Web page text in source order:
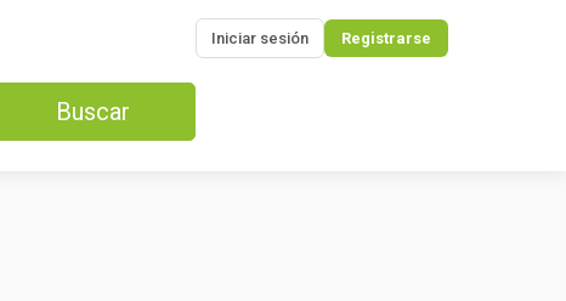
Iniciar sesión Registrarse
Buscar